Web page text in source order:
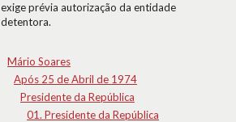
exige prévia autorização da entidade
detentora.
Mário Soares
Após 25 de Abril de 1974
Presidente da República
01. Presidente da República